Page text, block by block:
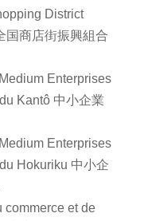
District
国商店街振興組合
Enterprises
Kantô 中小企業
Enterprises
Hokuriku 中小企
commerce et de